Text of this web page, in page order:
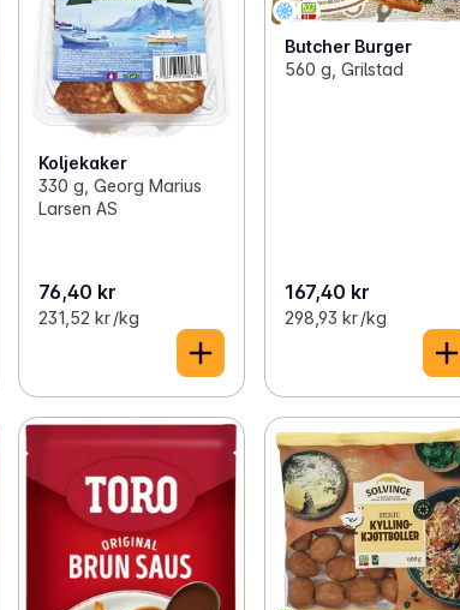
Koljekaker
330 g, Georg Marius
Larsen AS
76,40 kr
231,52 kr /kg
Butcher Burger
560 g, Grilstad
167,40 kr
298,93 kr /kg